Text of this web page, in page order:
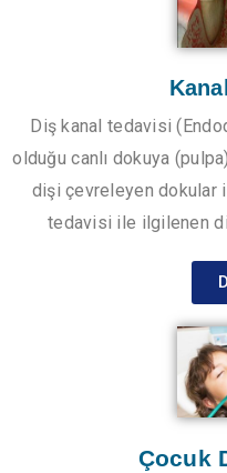
Diş kanal tedavisi
olduğu canlı dokuya
dişi çevreleyen
tedavisi ile ilgilenen
Çocuk